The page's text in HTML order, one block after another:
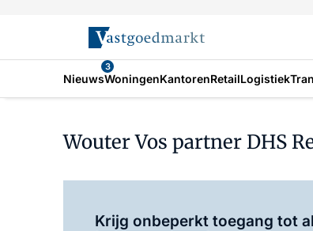
Nieuws
3
WoningenKantorenRetailLogistiek
Wouter Vos partner DHS
Krijg onbeperkt toegang tot